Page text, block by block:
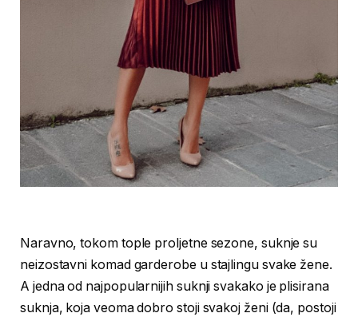
Naravno, tokom tople proljetne sezone, suknje su
neizostavni komad garderobe u stajlingu svake žene.
A jedna od najpopularnijih suknji svakako je plisirana
suknja, koja veoma dobro stoji svakoj ženi (da, postoji